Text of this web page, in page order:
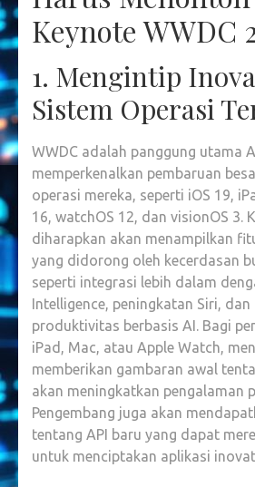
Keynote WWDC
1. Mengintip
Sistem Operasi
WWDC adalah panggung utama
memperkenalkan pembaruan
operasi mereka, seperti iOS 19,
16, watchOS 12, dan visionOS 3.
diharapkan akan menampilkan
yang didorong oleh kecerdasan
seperti integrasi lebih dalam
Intelligence, peningkatan Siri, dan
produktivitas berbasis AI. Bagi
iPad, Mac, atau Apple Watch,
memberikan gambaran awal
akan meningkatkan pengalaman
Pengembang juga akan
tentang API baru yang dapat
untuk menciptakan aplikasi